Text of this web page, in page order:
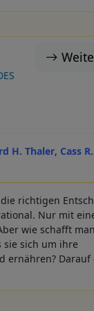
H. Thaler Cass
richtigen
Nur mit
wie schafft
sie sich um ihre
ernähren?